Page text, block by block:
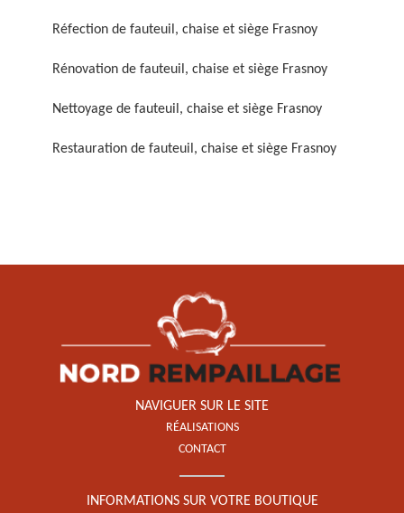
Rénovation de fauteuil,
Nettoyage de fauteuil,
Réfection de fauteuil, chaise et siège Frasnoy
Rénovation de fauteuil, chaise et siège Frasnoy
Nettoyage de fauteuil, chaise et siège Frasnoy
Restauration de fauteuil, chaise et siège Frasnoy
NAVIGUER SUR LE SITE
RÉALISATIONS
CONTACT
INFORMATIONS SUR VOTRE BOUTIQUE